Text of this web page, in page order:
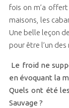
fois on m’a
maisons, les
Une belle leçon
pour être l’un
Le froid ne
en évoquant la
Quels ont été
Sauvage ?